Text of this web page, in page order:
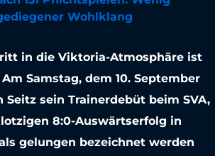
Wohlklang
in die Viktoria-Atmosphäre ist
Samstag, dem 10. September
Seitz sein Trainerdebüt beim SVA,
8:0-Auswärtserfolg in
gelungen bezeichnet werden